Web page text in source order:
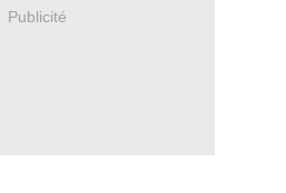
Publicité